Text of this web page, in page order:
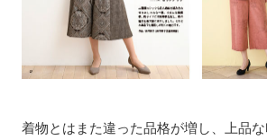
着物とはまた違った品格が増し、上品